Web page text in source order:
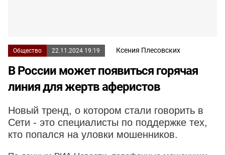
Общество 22.11.2024 19:19 Ксения Плесовских
В России может появиться горячая
линия для жертв аферистов
Новый тренд, о котором стали говорить в
Сети - это специалисты по поддержке тех,
кто попался на уловки мошенников.